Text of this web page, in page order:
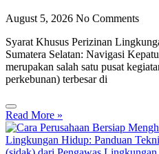
August 5, 2026 No Comments
Syarat Khusus Perizinan
Sumatera Selatan: Navigasi
merupakan salah satu pusat
perkebunan) terbesar di
Read More »